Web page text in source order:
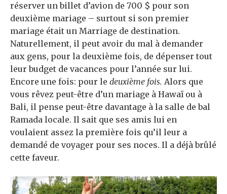
réserver un billet d’avion de 700 $ pour son
deuxième mariage – surtout si son premier
mariage était un Marriage de destination.
Naturellement, il peut avoir du mal à demander
aux gens, pour la deuxième fois, de dépenser tout
leur budget de vacances pour l’année sur lui.
Encore une fois: pour le deuxième fois. Alors que
vous rêvez peut-être d’un mariage à Hawaï ou à
Bali, il pense peut-être davantage à la salle de bal
Ramada locale. Il sait que ses amis lui en
voulaient assez la première fois qu’il leur a
demandé de voyager pour ses noces. Il a déjà brûlé
cette faveur.